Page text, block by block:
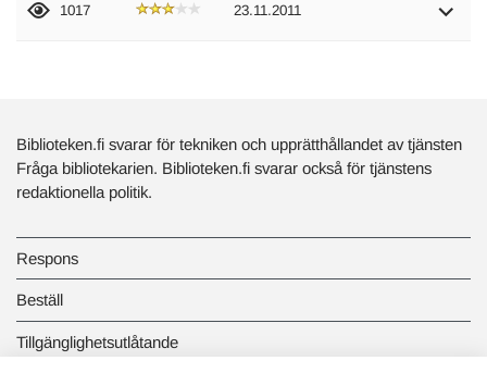
1017 23.11.2011
Biblioteken.fi svarar för tekniken och upprätthållandet av tjänsten
Fråga bibliotekarien. Biblioteken.fi svarar också för tjänstens
redaktionella politik.
Respons
Beställ
Tillgänglighetsutlåtande